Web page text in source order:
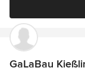
GaLaBau